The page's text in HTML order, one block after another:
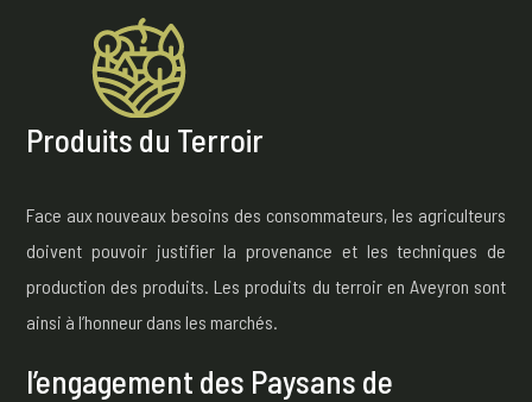
Produits du Terroir
Face aux nouveaux besoins des consommateurs, les agriculteurs
doivent pouvoir justifier la provenance et les techniques de
production des produits. Les produits du terroir en Aveyron sont
ainsi à l’honneur dans les marchés.
l’engagement des Paysans de